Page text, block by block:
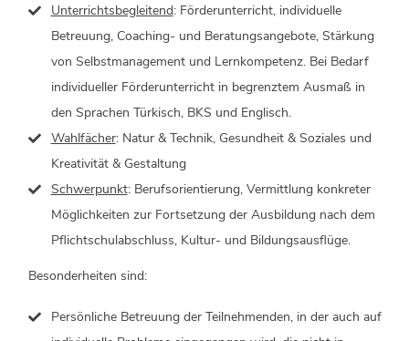
Unterrichtsbegleitend: Förderunterricht, individuelle
Betreuung, Coaching- und Beratungsangebote, Stärkung
von Selbstmanagement und Lernkompetenz. Bei Bedarf
individueller Förderunterricht in begrenztem Ausmaß in
den Sprachen Türkisch, BKS und Englisch.
Wahlfächer: Natur & Technik, Gesundheit & Soziales und
Kreativität & Gestaltung
Schwerpunkt: Berufsorientierung, Vermittlung konkreter
Möglichkeiten zur Fortsetzung der Ausbildung nach dem
Pflichtschulabschluss, Kultur- und Bildungsausflüge.
Besonderheiten sind:
Persönliche Betreuung der Teilnehmenden, in der auch auf